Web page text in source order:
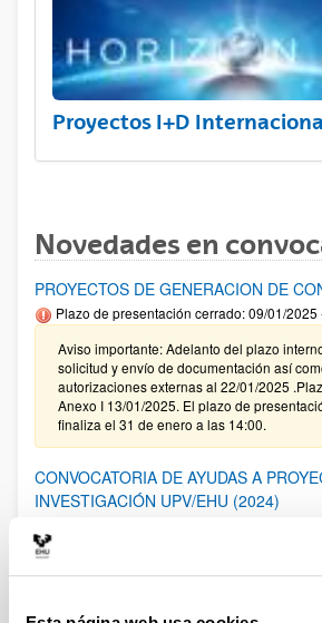
Proyectos I+D
Novedades en
PROYECTOS DE GENERACION DE
Plazo de presentación cerrado: 09/01/2025
Aviso importante: Adelanto del plazo
solicitud y envío de documentación así
autorizaciones externas al 22/01/2025
Anexo I 13/01/2025. El plazo de
finaliza el 31 de enero a las 14:00.
CONVOCATORIA DE AYUDAS A
INVESTIGACIÓN UPV/EHU (2024)
denegadas en la modalidad 2.